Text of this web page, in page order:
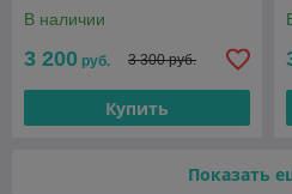
В наличии
3 200 руб. 3 300 руб.
Купить
Показать